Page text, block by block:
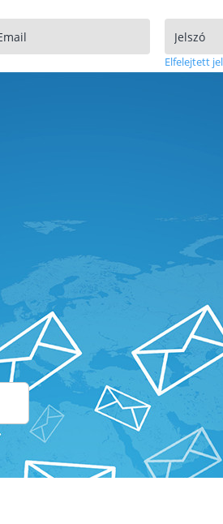
Elfelejtett